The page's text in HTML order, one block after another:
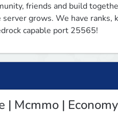
friends and build
grows. We have ranks,
capable port 25565!
Mcmmo | Economy